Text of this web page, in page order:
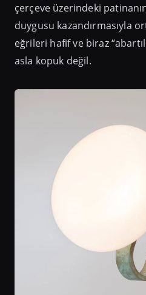
çerçeve üzerindeki
duygusu kazandırmasıyla
eğrileri hafif ve biraz
asla kopuk değil.